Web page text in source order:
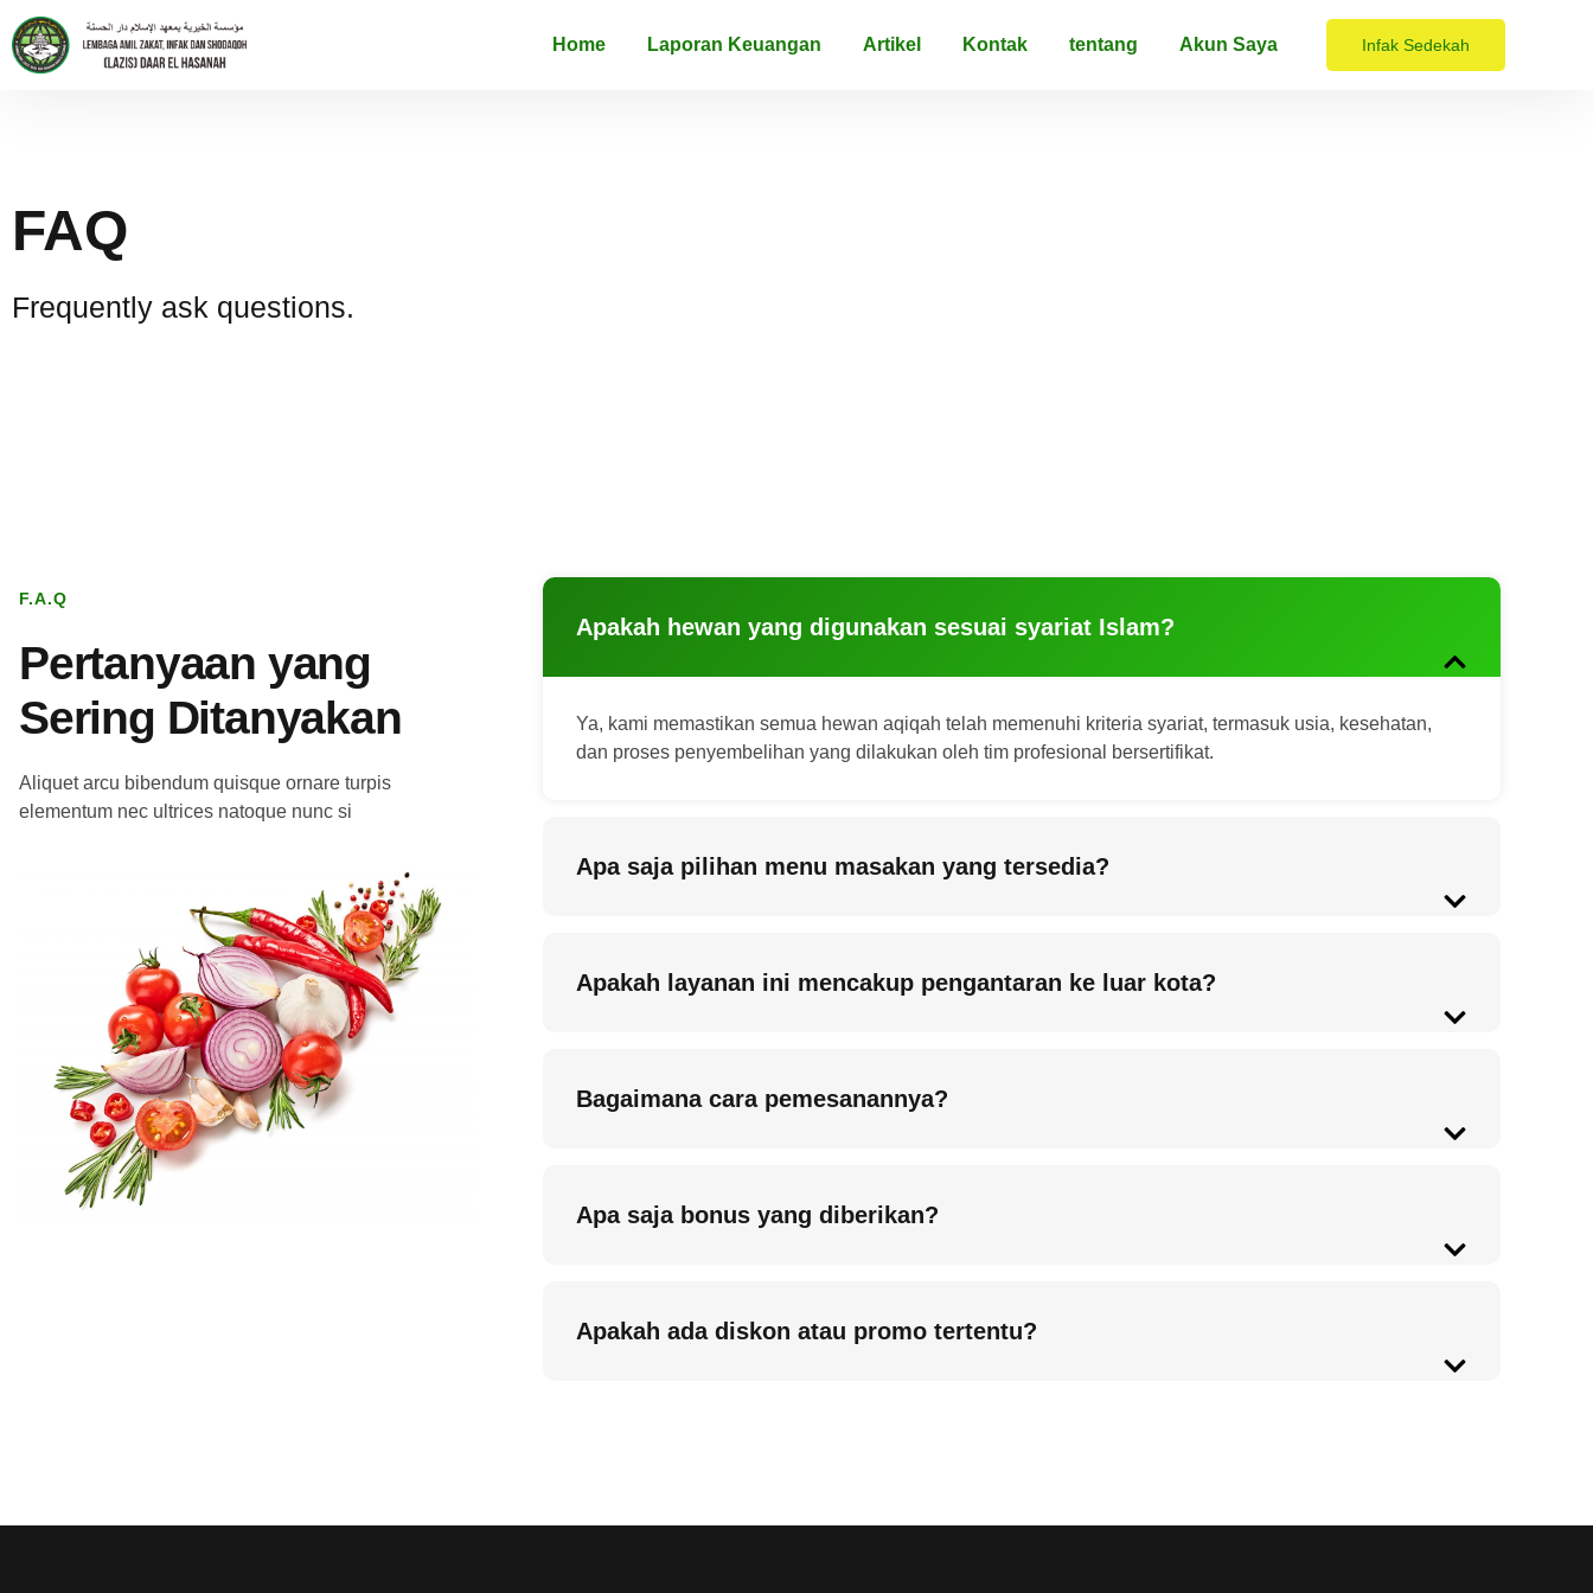
Home Laporan Keuangan Artikel Kontak tentang Akun Saya Infak Sedekah
FAQ
Frequently ask questions.
F.A.Q
Pertanyaan yang
Sering Ditanyakan
Aliquet arcu bibendum quisque ornare turpis
elementum nec ultrices natoque nunc si
Apakah hewan yang digunakan sesuai syariat Islam?
Ya, kami memastikan semua hewan aqiqah telah memenuhi kriteria syariat, termasuk usia, kesehatan,
dan proses penyembelihan yang dilakukan oleh tim profesional bersertifikat.
Apa saja pilihan menu masakan yang tersedia?
Apakah layanan ini mencakup pengantaran ke luar kota?
Bagaimana cara pemesanannya?
Apa saja bonus yang diberikan?
Apakah ada diskon atau promo tertentu?